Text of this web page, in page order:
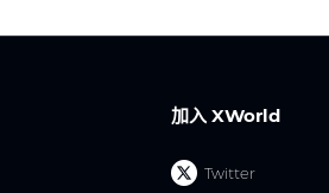
加入 XWorld
Twitter